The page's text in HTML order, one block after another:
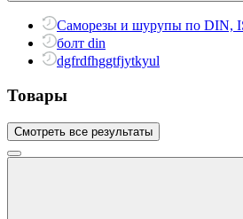
Саморезы и шурупы по DIN,
болт din
dgfrdfhggtfjytkyul
Товары
Смотреть все результаты